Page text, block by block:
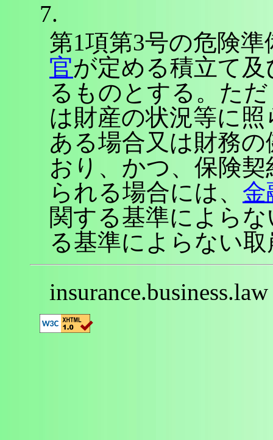
7.
第1項第3号の危険
官が定める積立て
るものとする。た
は財産の状況等に
ある場合又は財務
おり、かつ、保険
られる場合には、 金
関する基準によら
る基準によらない